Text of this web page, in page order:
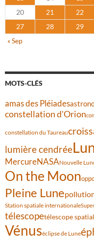
20
21 22
27
28 29
« Sep
MOTS-CLÉS
amas des Pléiades
constellation d'Orion
constellation du Taureau
lumière cendrée
MercureNASANouvelle
On the Moon
Pleine Lune
Station spatiale internationale
télescopetélescope
Vénuséclipse de Lune